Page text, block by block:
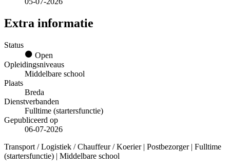
Extra informatie
Status
Open
Opleidingsniveaus
Middelbare school
Plaats
Breda
Dienstverbanden
Fulltime (startersfunctie)
Gepubliceerd op
06-07-2026
Transport / Logistiek / Chauffeur / Koerier | Postbezorger | Fulltime
(startersfunctie) | Middelbare school